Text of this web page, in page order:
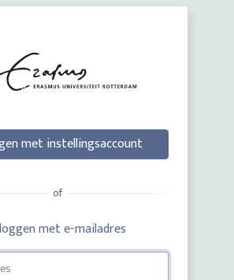
met instellingsaccount
met e-mailadres